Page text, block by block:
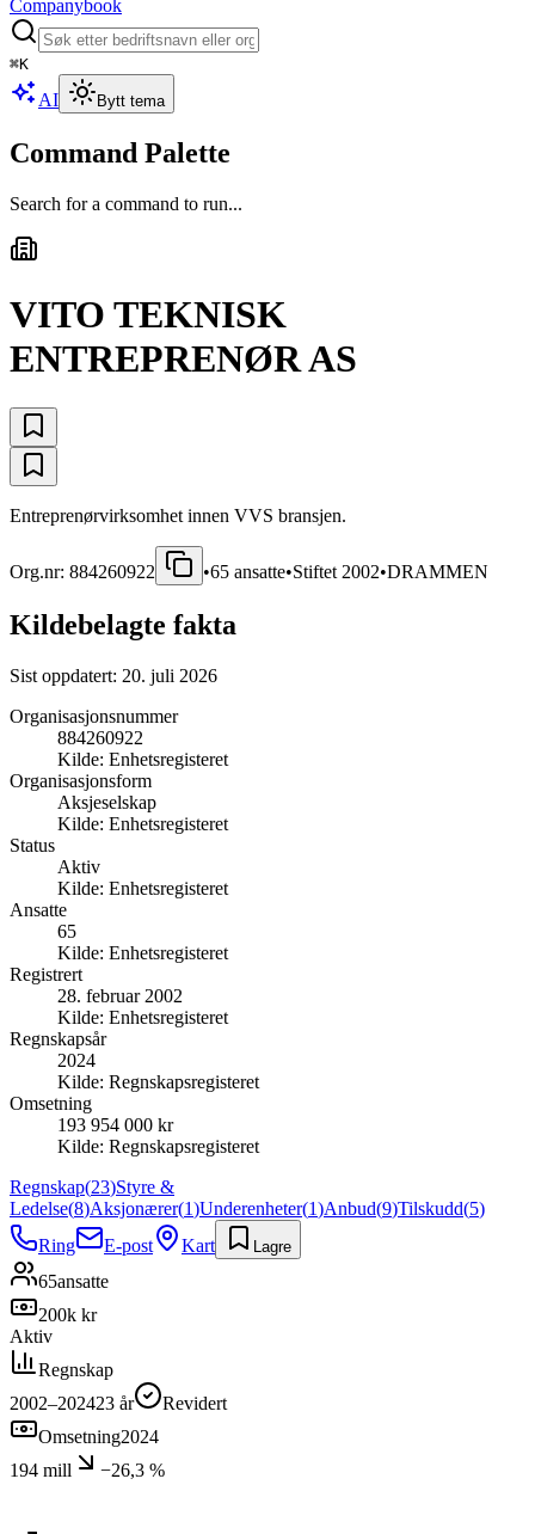
Companybook
⌘K
AI Bytt tema
Command Palette
Search for a command to run...
VITO TEKNISK
ENTREPRENØR AS
Entreprenørvirksomhet innen VVS bransjen.
Org.nr: 884260922 •65 ansatte•Stiftet 2002•DRAMMEN
Kildebelagte fakta
Sist oppdatert: 20. juli 2026
Organisasjonsnummer
884260922
Kilde: Enhetsregisteret
Organisasjonsform
Aksjeselskap
Kilde: Enhetsregisteret
Status
Aktiv
Kilde: Enhetsregisteret
Ansatte
65
Kilde: Enhetsregisteret
Registrert
28. februar 2002
Kilde: Enhetsregisteret
Regnskapsår
2024
Kilde: Regnskapsregisteret
Omsetning
193 954 000 kr
Kilde: Regnskapsregisteret
Regnskap(23)Styre &
Ledelse(8)Aksjonærer(1)Underenheter(1)Anbud(9)Tilskudd(5)
Ring
E-post Kart Lagre
65ansatte
200k kr
Aktiv
Regnskap
2002–202423 år
Revidert
Omsetning2024
194 mill
−26,3 %